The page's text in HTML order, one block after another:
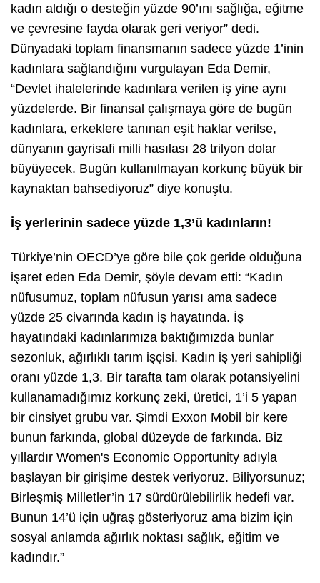
kadın aldığı o desteğin yüzde 90’ını sağlığa, eğitme
ve çevresine fayda olarak geri veriyor” dedi.
Dünyadaki toplam finansmanın sadece yüzde 1’inin
kadınlara sağlandığını vurgulayan Eda Demir,
“Devlet ihalelerinde kadınlara verilen iş yine aynı
yüzdelerde. Bir finansal çalışmaya göre de bugün
kadınlara, erkeklere tanınan eşit haklar verilse,
dünyanın gayrisafi milli hasılası 28 trilyon dolar
büyüyecek. Bugün kullanılmayan korkunç büyük bir
kaynaktan bahsediyoruz” diye konuştu.
İş yerlerinin sadece yüzde 1,3’ü kadınların!
Türkiye’nin OECD’ye göre bile çok geride olduğuna
işaret eden Eda Demir, şöyle devam etti: “Kadın
nüfusumuz, toplam nüfusun yarısı ama sadece
yüzde 25 civarında kadın iş hayatında. İş
hayatındaki kadınlarımıza baktığımızda bunlar
sezonluk, ağırlıklı tarım işçisi. Kadın iş yeri sahipliği
oranı yüzde 1,3. Bir tarafta tam olarak potansiyelini
kullanamadığımız korkunç zeki, üretici, 1’i 5 yapan
bir cinsiyet grubu var. Şimdi Exxon Mobil bir kere
bunun farkında, global düzeyde de farkında. Biz
yıllardır Women's Economic Opportunity adıyla
başlayan bir girişime destek veriyoruz. Biliyorsunuz;
Birleşmiş Milletler’in 17 sürdürülebilirlik hedefi var.
Bunun 14’ü için uğraş gösteriyoruz ama bizim için
sosyal anlamda ağırlık noktası sağlık, eğitim ve
kadındır.”